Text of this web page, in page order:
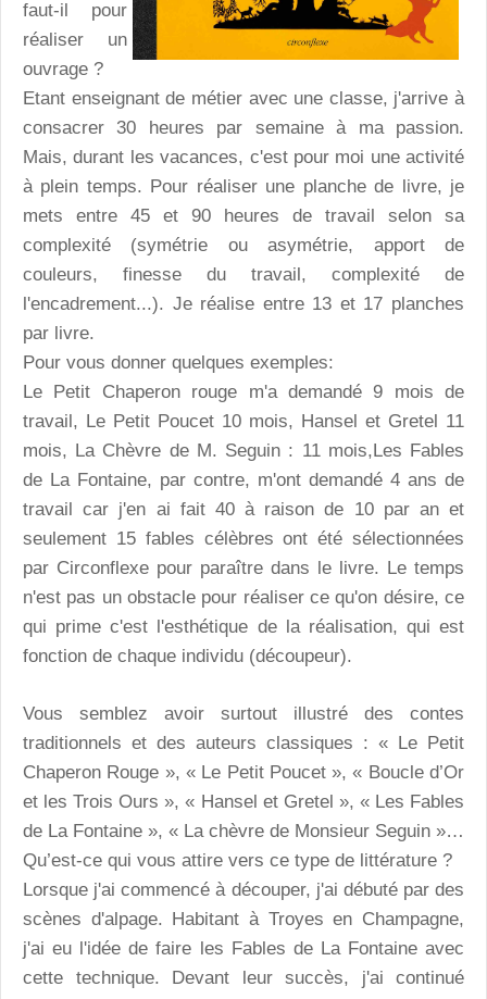
faut-il pour
réaliser un
ouvrage ?
Etant enseignant de métier avec une classe, j'arrive à
consacrer 30 heures par semaine à ma passion.
Mais, durant les vacances, c'est pour moi une activité
à plein temps. Pour réaliser une planche de livre, je
mets entre 45 et 90 heures de travail selon sa
complexité (symétrie ou asymétrie, apport de
couleurs, finesse du travail, complexité de
l'encadrement...). Je réalise entre 13 et 17 planches
par livre.
Pour vous donner quelques exemples:
Le Petit Chaperon rouge m'a demandé 9 mois de
travail, Le Petit Poucet 10 mois, Hansel et Gretel 11
mois, La Chèvre de M. Seguin : 11 mois,Les Fables
de La Fontaine, par contre, m'ont demandé 4 ans de
travail car j'en ai fait 40 à raison de 10 par an et
seulement 15 fables célèbres ont été sélectionnées
par Circonflexe pour paraître dans le livre. Le temps
n'est pas un obstacle pour réaliser ce qu'on désire, ce
qui prime c'est l'esthétique de la réalisation, qui est
fonction de chaque individu (découpeur).
Vous semblez avoir surtout illustré des contes
traditionnels et des auteurs classiques : « Le Petit
Chaperon Rouge », « Le Petit Poucet », « Boucle d’Or
et les Trois Ours », « Hansel et Gretel », « Les Fables
de La Fontaine », « La chèvre de Monsieur Seguin »…
Qu’est-ce qui vous attire vers ce type de littérature ?
Lorsque j'ai commencé à découper, j'ai débuté par des
scènes d'alpage. Habitant à Troyes en Champagne,
j'ai eu l'idée de faire les Fables de La Fontaine avec
cette technique. Devant leur succès, j'ai continué